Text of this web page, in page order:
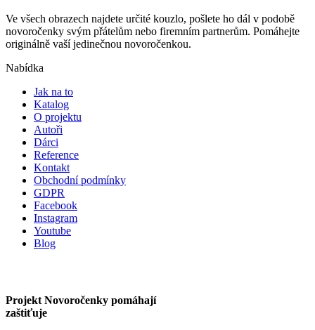
Ve všech obrazech najdete určité kouzlo, pošlete ho dál v podobě
novoročenky svým přátelům nebo firemním partnerům. Pomáhejte
originálně vaší jedinečnou novoročenkou.
Nabídka
Jak na to
Katalog
O projektu
Autoři
Dárci
Reference
Kontakt
Obchodní podmínky
GDPR
Facebook
Instagram
Youtube
Blog
Projekt Novoročenky pomáhají
zaštiťuje